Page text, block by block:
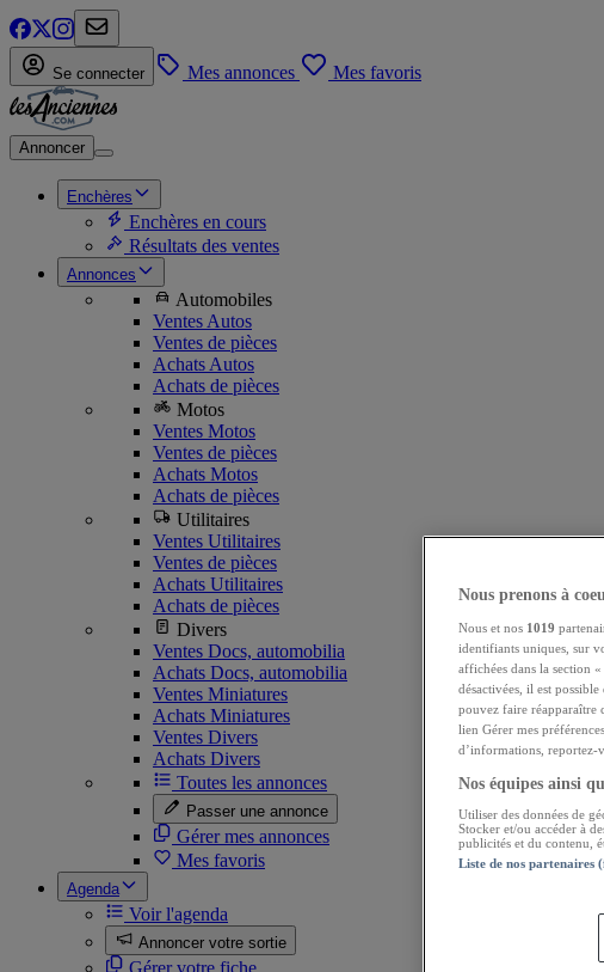
Se connecter Mes annonces Mes favoris
Annoncer
Enchères
Enchères en cours
Résultats des ventes
Annonces
Automobiles
Ventes Autos
Ventes de pièces
Achats Autos
Achats de pièces
Motos
Ventes Motos
Ventes de pièces
Achats Motos
Achats de pièces
Utilitaires
Ventes Utilitaires
Ventes de pièces
Achats Utilitaires
Achats de pièces
Divers
Ventes Docs, automobilia
Achats Docs, automobilia
Ventes Miniatures
Achats Miniatures
Ventes Divers
Achats Divers
Toutes les annonces
Passer une annonce
Gérer mes annonces
Mes favoris
Agenda
Voir l'agenda
Annoncer votre sortie
Gérer votre fiche
Nous prenons à
Nous et nos 1019
identifiants uniques, sur
affichées dans la section
désactivées, il est
pouvez faire réapparaître
lien Gérer mes
d’informations, reportez-
Nos équipes ainsi
Utiliser des données de
Stocker et/ou accéder à
publicités et du contenu,
Liste de nos partenaires